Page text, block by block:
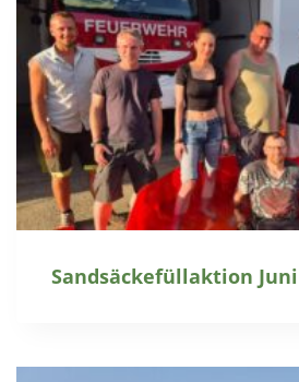
Sandsäckefüllaktion Juni